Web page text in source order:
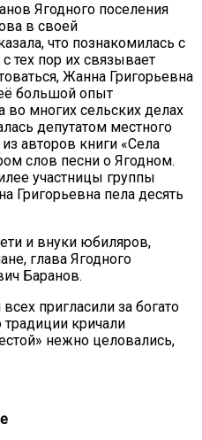
Ягодного поселения
в своей
что познакомилась с
тех пор их связывает
Жанна Григорьевна
большой опыт
многих сельских делах
депутатом местного
авторов книги «Села
слов песни о Ягодном.
участницы группы
Григорьевна пела десять
и внуки юбиляров,
глава Ягодного
Баранов.
пригласили за богато
традиции кричали
нежно целовались,